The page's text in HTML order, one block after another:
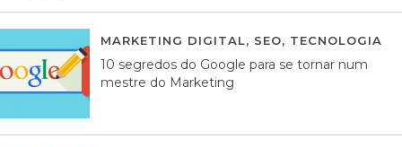
MARKETING DIGITAL, SEO, TECNOLOGIA
10 segredos do Google para se tornar num
mestre do Marketing